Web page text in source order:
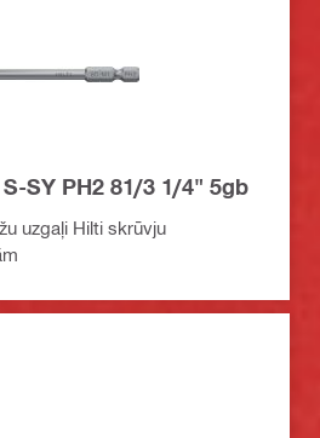
SY PH2 81/3 1/4" 5gb
uzgaļi Hilti skrūvju